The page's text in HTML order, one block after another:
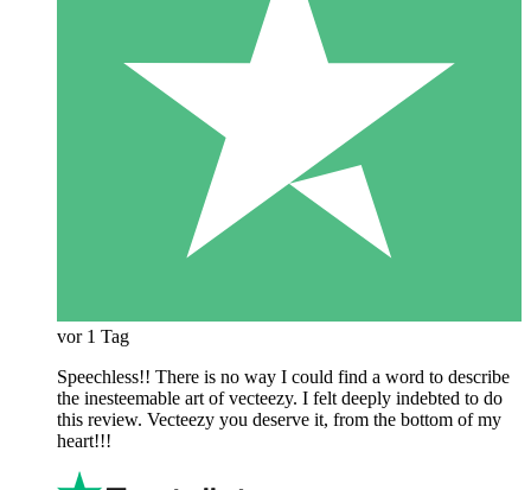
vor 1 Tag
Speechless!! There is no way I could find a word to describe
the inesteemable art of vecteezy. I felt deeply indebted to do
this review. Vecteezy you deserve it, from the bottom of my
heart!!!